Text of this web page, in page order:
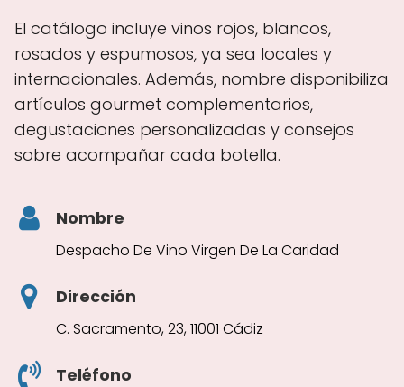
El catálogo incluye vinos rojos, blancos,
rosados y espumosos, ya sea locales y
internacionales. Además, nombre disponibiliza
artículos gourmet complementarios,
degustaciones personalizadas y consejos
sobre acompañar cada botella.
Nombre
Despacho De Vino Virgen De La Caridad
Dirección
C. Sacramento, 23, 11001 Cádiz
Teléfono